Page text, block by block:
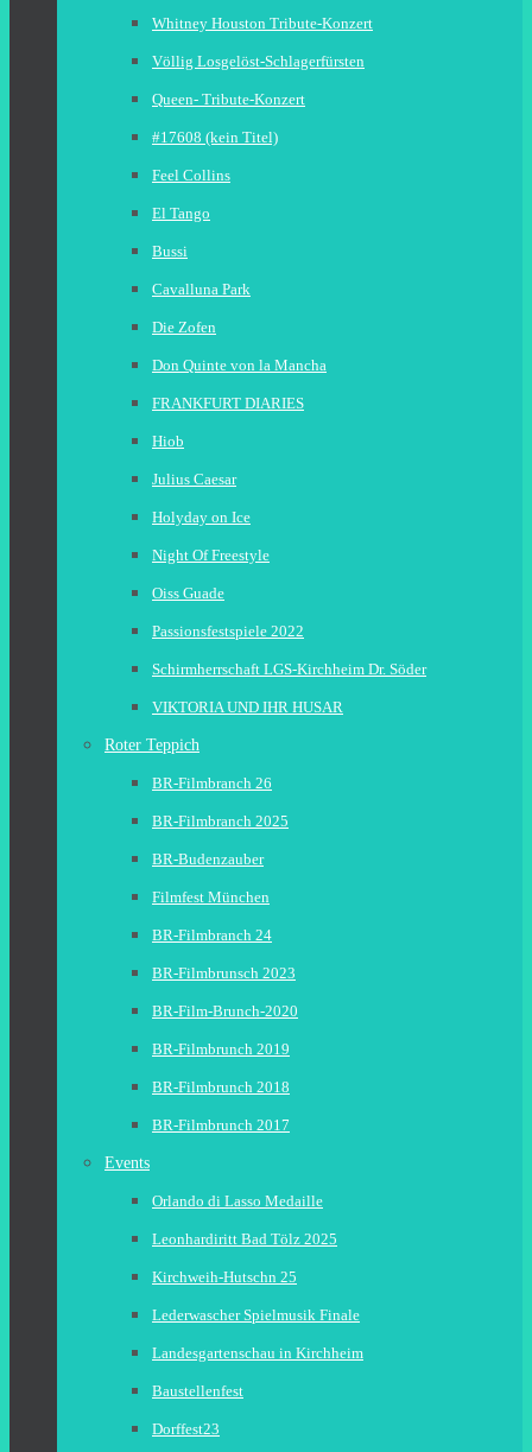
Whitney Houston Tribute-Konzert
Völlig Losgelöst-Schlagerfürsten
Queen- Tribute-Konzert
#17608 (kein Titel)
Feel Collins
El Tango
Bussi
Cavalluna Park
Die Zofen
Don Quinte von la Mancha
FRANKFURT DIARIES
Hiob
Julius Caesar
Holyday on Ice
Night Of Freestyle
Oiss Guade
Passionsfestspiele 2022
Schirmherrschaft LGS-Kirchheim Dr. Söder
VIKTORIA UND IHR HUSAR
Roter Teppich
BR-Filmbranch 26
BR-Filmbranch 2025
BR-Budenzauber
Filmfest München
BR-Filmbranch 24
BR-Filmbrunsch 2023
BR-Film-Brunch-2020
BR-Filmbrunch 2019
BR-Filmbrunch 2018
BR-Filmbrunch 2017
Events
Orlando di Lasso Medaille
Leonhardiritt Bad Tölz 2025
Kirchweih-Hutschn 25
Lederwascher Spielmusik Finale
Landesgartenschau in Kirchheim
Baustellenfest
Dorffest23